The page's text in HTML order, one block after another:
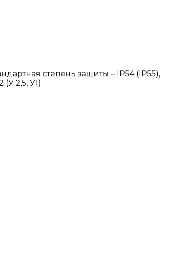
степень защиты – IP54 (IP55),
2,5, У1)